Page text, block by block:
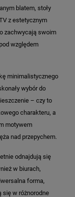
blatem, stoły
z estetycznym
zachwycają swoim
względem
minimalistycznego
wybór do
– czy to
charakteru, a
motywem
nad przepychem.
odnajdują się
w biurach,
forma,
się w różnorodne